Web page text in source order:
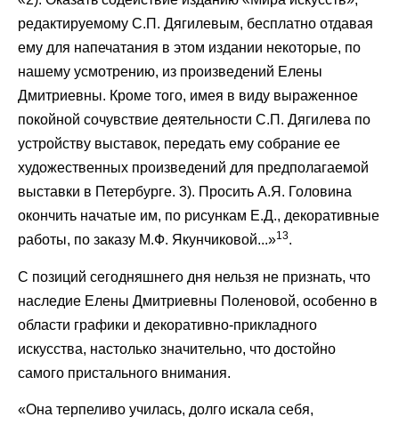
редактируемому С.П. Дягилевым, бесплатно отдавая
ему для напечатания в этом издании некоторые, по
нашему усмотрению, из произведений Елены
Дмитриевны. Кроме того, имея в виду выраженное
покойной сочувствие деятельности С.П. Дягилева по
устройству выставок, передать ему собрание ее
художественных произведений для предполагаемой
выставки в Петербурге. 3). Просить А.Я. Головина
окончить начатые им, по рисункам Е.Д., декоративные
работы, по заказу М.Ф. Якунчиковой...»13.
С позиций сегодняшнего дня нельзя не признать, что
наследие Елены Дмитриевны Поленовой, особенно в
области графики и декоративно-прикладного
искусства, настолько значительно, что достойно
самого пристального внимания.
«Она терпеливо училась, долго искала себя,